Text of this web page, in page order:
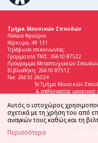
Τμήμα Μουσικών Σπουδών
Παλαιό Φρούριο
Κέρκυρα, 49 131
Τηλέφωνα επικοινωνίας:
Γραμματεία ΤΜΣ: 26610 87522
Πρόγραμμα Μεταπτυχιακών
Βιβλιοθήκη: 26610 87512
Fax: 26610 26024
Το Τμήμα Μουσικών
& επεξεργασίας
Αυτός ο ιστοχώρος
σχετικά με τη χρήση του από
αναγκών τους καθώς και τη
Περισσότερα